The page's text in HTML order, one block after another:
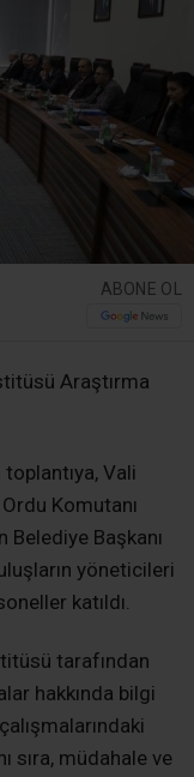
ABONE OL
Araştırma
Vali
Komutanı
Belediye Başkanı
yöneticileri
katıldı.
tarafından
hakkında bilgi
sıra, müdahale ve